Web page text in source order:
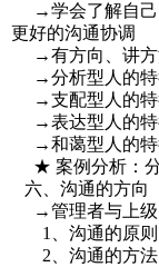
→学会了解自己
更好的沟通协调
→有方向、讲方
→分析型人的特
→支配型人的特
→表达型人的特
→和蔼型人的特
★ 案例分析：分
六、沟通的方向
→管理者与上级
1、沟通的原则
2、沟通的方法